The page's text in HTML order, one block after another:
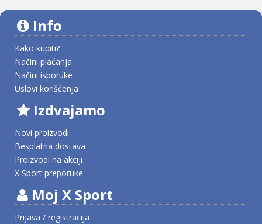
Info
Kako kupiti?
Načini plaćanja
Načini isporuke
Uslovi korišćenja
Izdvajamo
Novi proizvodi
Besplatna dostava
Proizvodi na akciji
X Sport preporuke
Moj X Sport
Prijava / registracija